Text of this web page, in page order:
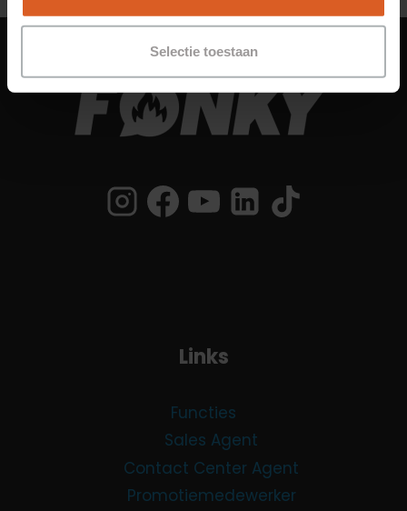
Selectie toestaan
DE
NUMMER
DE
CLUB
VAN
Links
Functies
Sales Agent
Contact Center Agent
Promotiemedewerker